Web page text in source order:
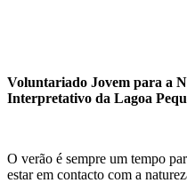
Voluntariado Jovem para a
Interpretativo da Lagoa
O verão é sempre um tempo
estar em contacto com a